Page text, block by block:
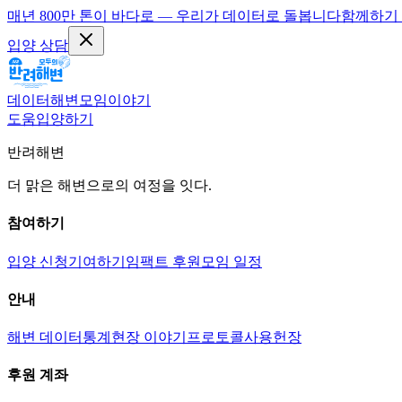
매년 800만 톤이 바다로 — 우리가 데이터로 돌봅니다함께하기
입양 상담
데이터해변 모임이야기
도움입양하기
반려해변
더 맑은 해변으로의 여정을 잇다.
참여하기
입양 신청기여하기 임팩트 후원 모임 일정
안내
해변 데이터 통계 현장 이야기 프로토콜사용헌장
후원 계좌